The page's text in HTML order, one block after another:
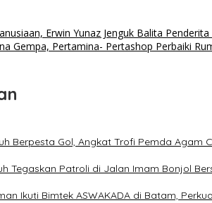
Erwin Yunaz Jenguk Balita
Gempa, Pertamina- Pertashop Perbaiki
Berpesta Gol, Angkat Trofi Pemda Agam
Tegaskan Patroli di Jalan Imam Bonjol
Ikuti Bimtek ASWAKADA di Batam,